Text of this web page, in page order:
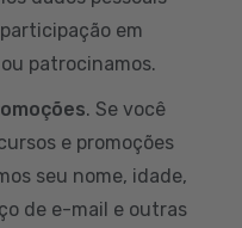
em
patrocinamos.
. Se você
e promoções
seu nome, idade,
de e-mail e outras